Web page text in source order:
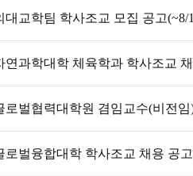
대교학팀 학사조교 모집 공고(~8/
연과학대학 체육학과 학사조교
로벌협력대학원 겸임교수(비전임
로벌융합대학 학사조교 채용 공